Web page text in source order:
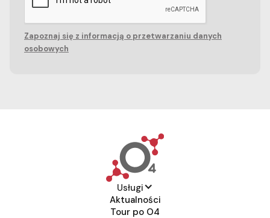
Zapoznaj się z informacją o przetwarzaniu danych
osobowych
Usługi
Aktualności
Tour po O4